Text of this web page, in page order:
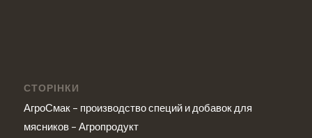
СТОРІНКИ
АгроСмак – производство специй и добавок для
мясников – Агропродукт